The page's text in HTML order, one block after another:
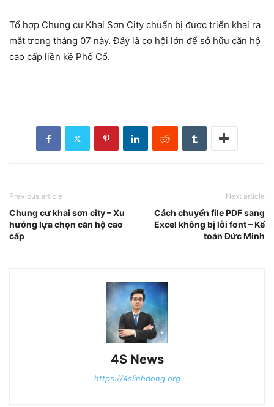
Tổ hợp Chung cư Khai Sơn City chuẩn bị được triển khai ra
mắt trong tháng 07 này. Đây là cơ hội lớn để sở hữu căn hộ
cao cấp liền kề Phố Cổ.
Previous article
Chung cư khai sơn city – Xu
hướng lựa chọn căn hộ cao
cấp
Next article
Cách chuyển file PDF sang
Excel không bị lỗi font – Kế
toán Đức Minh
4S News
https://4slinhdong.org